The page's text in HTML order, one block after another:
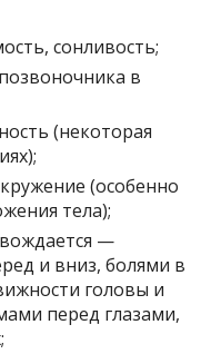
сонливость;
в
(некоторая
(особенно
тела);
—
и вниз, болями в
головы и
перед глазами,